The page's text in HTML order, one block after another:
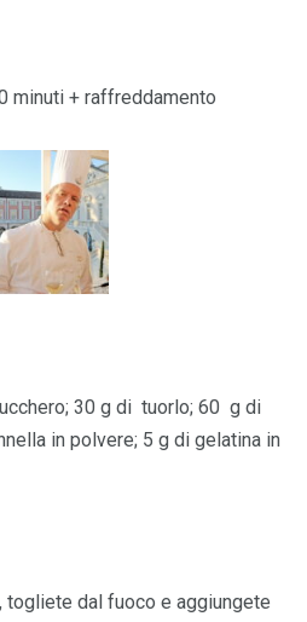
minuti + raffreddamento
30 g di tuorlo; 60 g di
in polvere; 5 g di gelatina in
togliete dal fuoco e aggiungete